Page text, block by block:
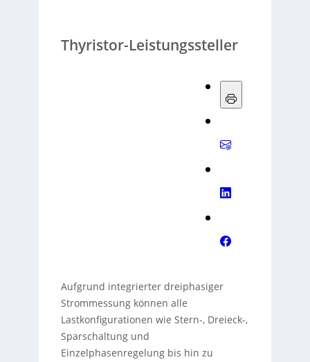
Thyristor-Leistungssteller
Aufgrund integrierter dreiphasiger
Strommessung können alle
Lastkonfigurationen wie Stern-, Dreieck-,
Sparschaltung und
Einzelphasenregelung bis hin zu